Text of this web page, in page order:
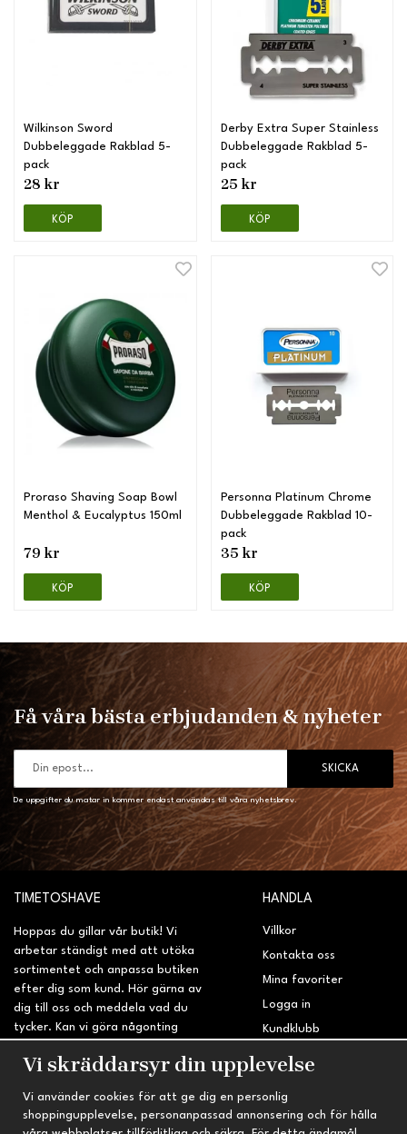
Wilkinson Sword
Dubbeleggade Rakblad 5-
pack
28 kr
KÖP
Derby Extra Super Stainless
Dubbeleggade Rakblad 5-
pack
25 kr
KÖP
Proraso Shaving Soap Bowl
Menthol & Eucalyptus 150ml
79 kr
KÖP
Personna Platinum Chrome
Dubbeleggade Rakblad 10-
pack
35 kr
KÖP
Få våra bästa erbjudanden & nyheter
SKICKA
De uppgifter du matar in kommer endast användas till våra nyhetsbrev.
TIMETOSHAVE
Hoppas du gillar vår butik! Vi
arbetar ständigt med att utöka
sortimentet och anpassa butiken
efter dig som kund. Hör gärna av
dig till oss och meddela vad du
tycker. Kan vi göra någonting
sidan?
HANDLA
Villkor
Kontakta oss
Mina favoriter
Logga in
Kundklubb
Retur & Reklamation
INFORMATION TRYGG HANDEL
Vi skräddarsyr din upplevelse
Vi använder cookies för att ge dig en personlig
shoppingupplevelse, personanpassad annonsering och för hålla